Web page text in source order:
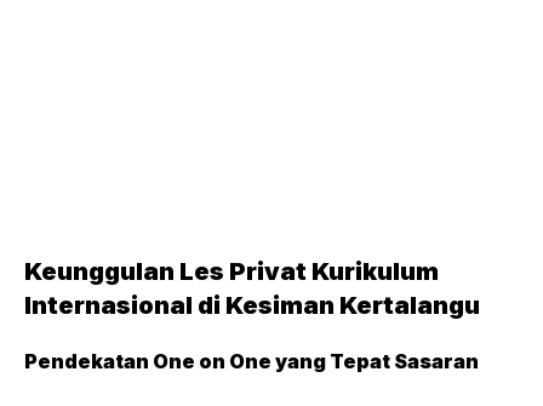
Keunggulan Les Privat Kurikulum
Internasional di Kesiman Kertalangu
Pendekatan One on One yang Tepat Sasaran